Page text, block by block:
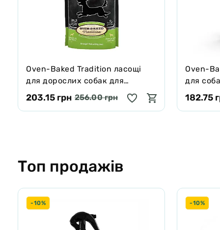
Oven-Baked Tradition ласощі
для дорослих собак для
захисту зубів та ясен 284 г
203.15 грн 256.00 грн
Oven-
для
182.75
Топ продажів
-10% -10%